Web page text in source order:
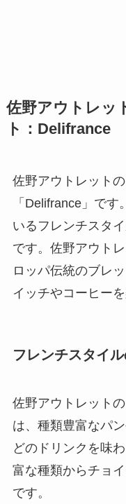
佐野アウトレッ
ト：Delifrance
佐野アウトレット
「Delifrance」で
いるフレンチスタ
です。佐野アウト
ロッパ伝統のブレ
イッチやコーヒー
フレンチスタイ
佐野アウトレット
は、種類豊富なパ
どのドリンクを味
富な種類からチョ
です。